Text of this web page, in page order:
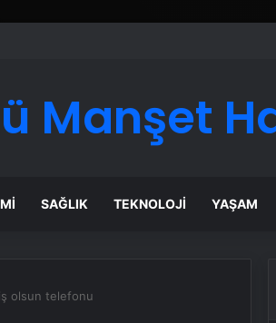
Manşet
SAĞLIK TEKNOLOJI YAŞAM
olsun telefonu